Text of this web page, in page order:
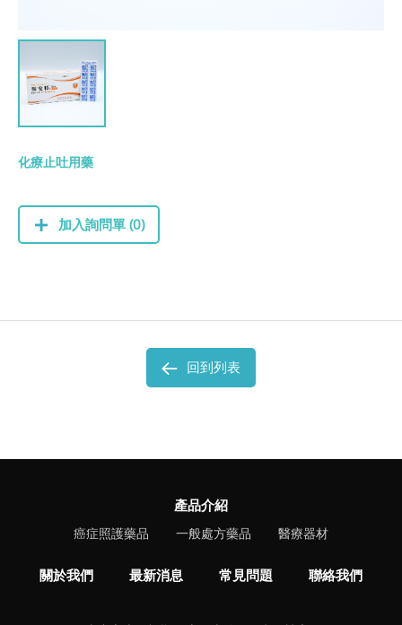
化療止吐用藥
加入詢問單 (0)
回到列表
產品介紹
癌症照護藥品 一般處方藥品 醫療器材
關於我們 最新消息 常見問題 聯絡我們